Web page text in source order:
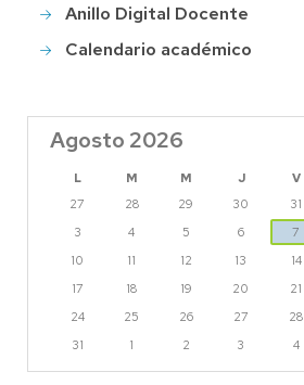
Anillo Digital Docente
Calendario académico
Agosto 2026
L M M J V
27
28 29 30 31
3
4 5 6 7
10
11 12 13 14
17
18 19 20 21
24
25 26 27 28
31
1 2 3 4